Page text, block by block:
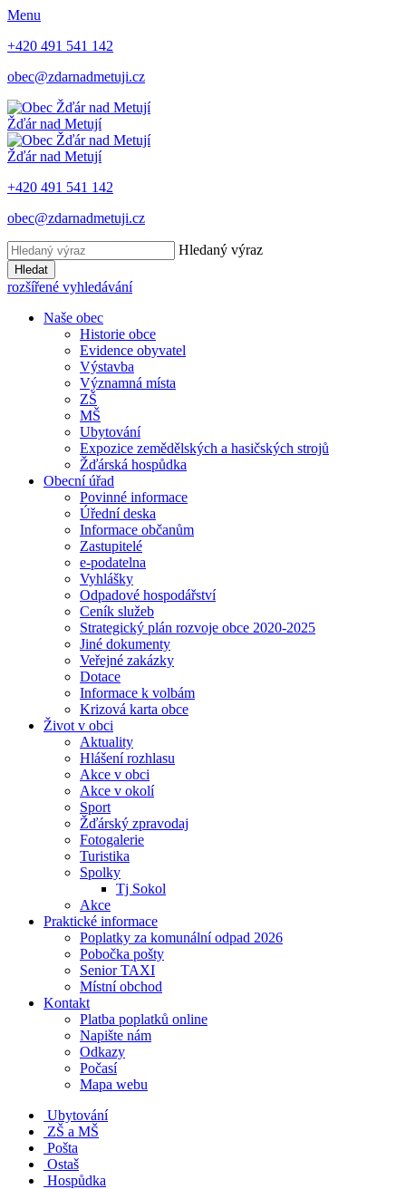
Menu
+420 491 541 142
obec@zdarnadmetuji.cz
Žďár nad Metují
Žďár nad Metují
+420 491 541 142
obec@zdarnadmetuji.cz
Hledaný výraz
Hledat
rozšířené vyhledávání
Naše obec
Historie obce
Evidence obyvatel
Výstavba
Významná místa
ZŠ
MŠ
Ubytování
Expozice zemědělských a hasičských strojů
Žďárská hospůdka
Obecní úřad
Povinné informace
Úřední deska
Informace občanům
Zastupitelé
e-podatelna
Vyhlášky
Odpadové hospodářství
Ceník služeb
Strategický plán rozvoje obce 2020-2025
Jiné dokumenty
Veřejné zakázky
Dotace
Informace k volbám
Krizová karta obce
Život v obci
Aktuality
Hlášení rozhlasu
Akce v obci
Akce v okolí
Sport
Žďárský zpravodaj
Fotogalerie
Turistika
Spolky
Tj Sokol
Akce
Praktické informace
Poplatky za komunální odpad 2026
Pobočka pošty
Senior TAXI
Místní obchod
Kontakt
Platba poplatků online
Napište nám
Odkazy
Počasí
Mapa webu
Ubytování
ZŠ a MŠ
Pošta
Ostaš
Hospůdka